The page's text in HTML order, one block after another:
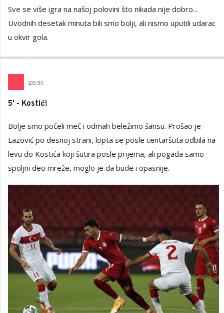
Sve se više igra na našoj polovini što nikada nije dobro...
Uvodnih desetak minuta bili smo bolji, ali nismo uputili udarac
u okvir gola.
20:51
5' - Kostić!
Bolje smo počeli meč i odmah beležimo šansu. Prošao je
Lazović po desnoj strani, lopta se posle centaršuta odbila na
levu do Kostića koji šutira posle prijema, ali pogađa samo
spoljni deo mreže, moglo je da bude i opasnije.